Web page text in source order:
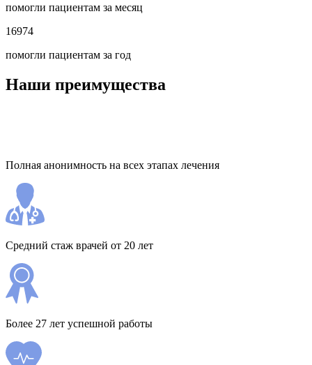
помогли пациентам за месяц
16974
помогли пациентам за год
Наши преимущества
Полная анонимность на всех этапах лечения
Средний стаж врачей от 20 лет
Более 27 лет успешной работы